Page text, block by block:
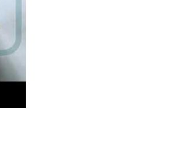
interni, bobina inferiore, sigillatura D-